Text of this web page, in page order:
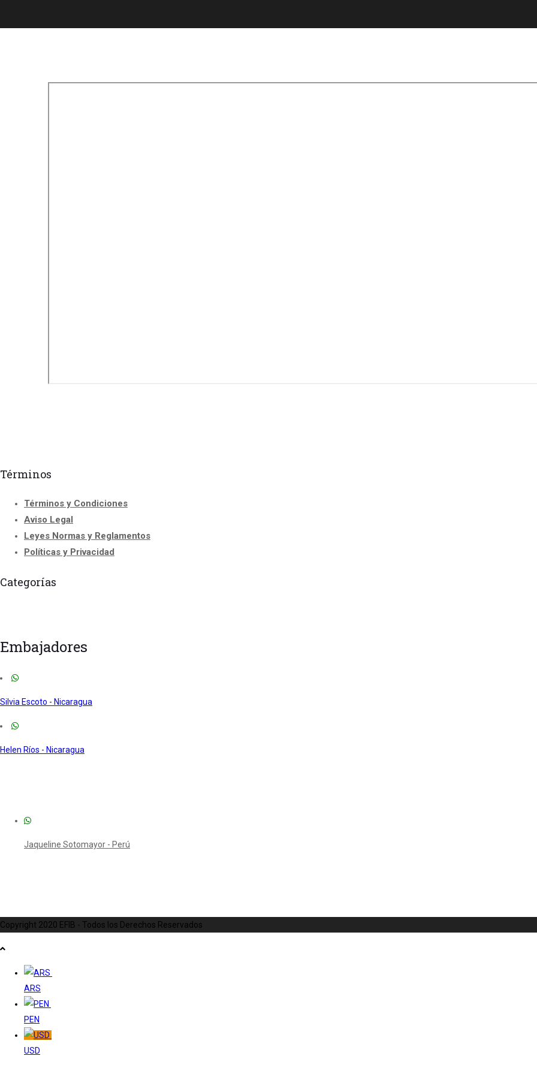
Términos
Términos y Condiciones
Aviso Legal
Leyes Normas y Reglamentos
Políticas y Privacidad
Categorías
Embajadores
Silvia Escoto - Nicaragua
Helen Ríos - Nicaragua
Jaqueline Sotomayor - Perú
Copyright 2020 EFIB - Todos los Derechos Reservados
ARS
PEN
USD